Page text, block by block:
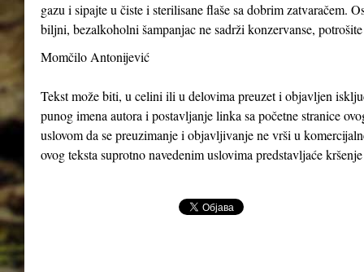
gazu i sipajte u čiste i sterilisane flaše sa dobrim zatvaračem.
biljni, bezalkoholni šampanjac ne sadrži konzervanse,
Momčilo Antonijević
Tekst može biti, u celini ili u delovima preuzet i objavljen
punog imena autora i postavljanje linka sa početne stranice
uslovom da se preuzimanje i objavljivanje ne vrši u
ovog teksta suprotno navedenim uslovima predstavljaće